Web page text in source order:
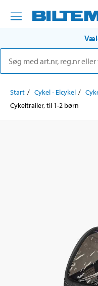
Start Cykel - Elcykel
Cykeltrailer, til 1-2 børn